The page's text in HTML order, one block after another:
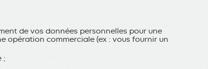
de vos données personnelles pour une
opération commerciale (ex : vous fournir un
;